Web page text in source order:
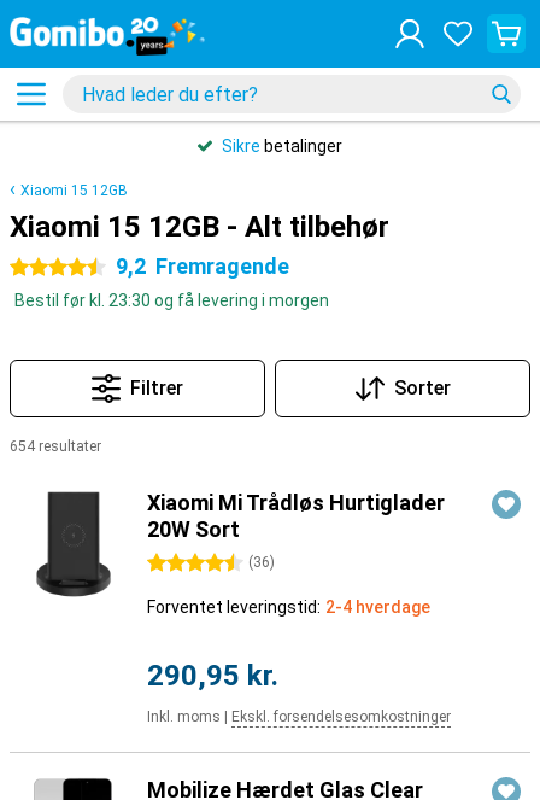
Sikre betalinger
Xiaomi 15 12GB
Xiaomi 15 12GB - Alt tilbehør
4.5 stjerner 9,2 Fremragende
Bestil før kl. 23:30 og få levering i morgen
Filtrer Sorter
654 resultater
Xiaomi Mi Trådløs Hurtiglader
20W Sort
4.5 stjerner (36)
Forventet leveringstid: 2-4 hverdage
290,95 kr.
Inkl. moms Ekskl. forsendelsesomkostninger
Mobilize Hærdet Glas Clear